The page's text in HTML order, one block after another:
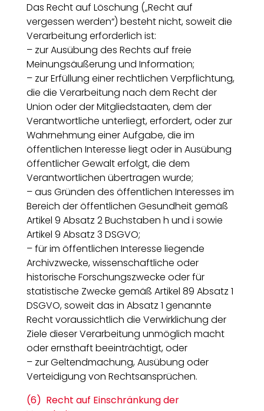
Das Recht auf Löschung („Recht auf
vergessen werden“) besteht nicht, soweit die
Verarbeitung erforderlich ist:
– zur Ausübung des Rechts auf freie
Meinungsäußerung und Information;
– zur Erfüllung einer rechtlichen Verpflichtung,
die die Verarbeitung nach dem Recht der
Union oder der Mitgliedstaaten, dem der
Verantwortliche unterliegt, erfordert, oder zur
Wahrnehmung einer Aufgabe, die im
öffentlichen Interesse liegt oder in Ausübung
öffentlicher Gewalt erfolgt, die dem
Verantwortlichen übertragen wurde;
– aus Gründen des öffentlichen Interesses im
Bereich der öffentlichen Gesundheit gemäß
Artikel 9 Absatz 2 Buchstaben h und i sowie
Artikel 9 Absatz 3 DSGVO;
– für im öffentlichen Interesse liegende
Archivzwecke, wissenschaftliche oder
historische Forschungszwecke oder für
statistische Zwecke gemäß Artikel 89 Absatz 1
DSGVO, soweit das in Absatz 1 genannte
Recht voraussichtlich die Verwirklichung der
Ziele dieser Verarbeitung unmöglich macht
oder ernsthaft beeinträchtigt, oder
– zur Geltendmachung, Ausübung oder
Verteidigung von Rechtsansprüchen.
(6) Recht auf Einschränkung der